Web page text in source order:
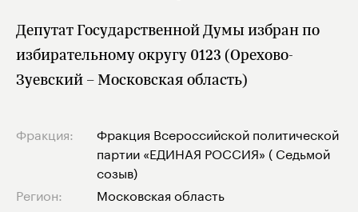
Депутат Государственной Думы избран по
избирательному округу 0123 (Орехово-
Зуевский – Московская область)
Фракция:
Фракция Всероссийской политической
партии «ЕДИНАЯ РОССИЯ» ( Седьмой
созыв)
Регион:
Московская область